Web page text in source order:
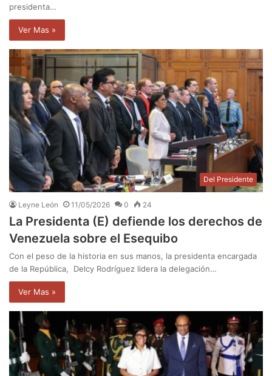
presidenta…
Ver Mas »
Del Presidente
Leyne León 11/05/2026 0 24
La Presidenta (E) defiende los derechos de
Venezuela sobre el Esequibo
Con el peso de la historia en sus manos, la presidenta encargada
de la República, Delcy Rodríguez lidera la delegación…
Ver Mas »